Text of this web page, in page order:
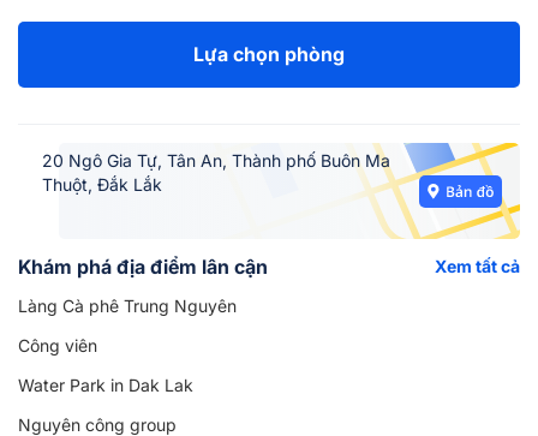
Lựa chọn phòng
20 Ngô Gia Tự, Tân An, Thành phố Buôn Ma
Thuột, Đắk Lắk
Khám phá địa điểm lân cận
Xem tất cả
Làng Cà phê Trung Nguyên
Công viên
Water Park in Dak Lak
Nguyên công group